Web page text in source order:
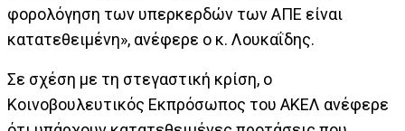
φορολόγηση των υπερκερδών των ΑΠΕ είναι
κατατεθειμένη», ανέφερε ο κ. Λουκαΐδης.
Σε σχέση με τη στεγαστική κρίση, ο
Κοινοβουλευτικός Εκπρόσωπος του ΑΚΕΛ ανέφερε